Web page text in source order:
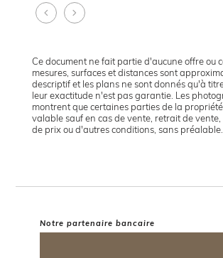
Ce document ne fait partie d'aucune offre ou
mesures, surfaces et distances sont
descriptif et les plans ne sont donnés qu'à
leur exactitude n'est pas garantie. Les
montrent que certaines parties de la
valable sauf en cas de vente, retrait de
de prix ou d'autres conditions, sans préalable.
Notre partenaire bancaire